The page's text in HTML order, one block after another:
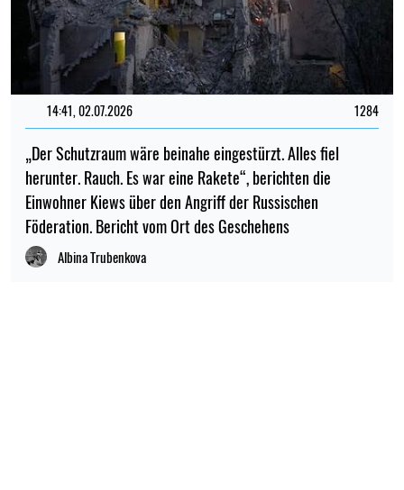
14:41, 02.07.2026 1284
„Der Schutzraum wäre beinahe eingestürzt. Alles fiel
herunter. Rauch. Es war eine Rakete“, berichten die
Einwohner Kiews über den Angriff der Russischen
Föderation. Bericht vom Ort des Geschehens
Albina Trubenkova